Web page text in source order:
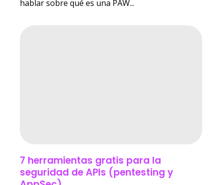
hablar sobre qué es una PAW...
7 herramientas gratis para la
seguridad de APIs (pentesting y